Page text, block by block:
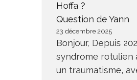
Hoffa ?
Question de Yann
23 décembre 2025
Bonjour, Depuis
syndrome rotulien
un traumatisme,